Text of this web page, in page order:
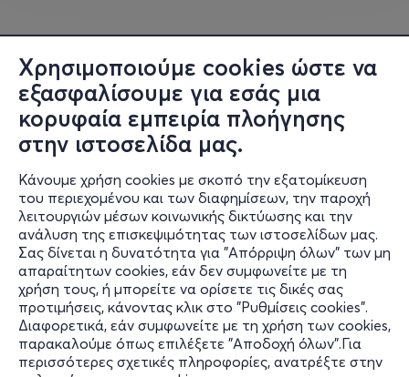
Χρησιμοποιούμε cookies ώστε να
εξασφαλίσουμε για εσάς μια
κορυφαία εμπειρία πλοήγησης
στην ιστοσελίδα μας.
Κάνουμε χρήση cookies με σκοπό την εξατομίκευση
του περιεχομένου και των διαφημίσεων, την παροχή
λειτουργιών μέσων κοινωνικής δικτύωσης και την
ανάλυση της επισκεψιμότητας των ιστοσελίδων μας.
Σας δίνεται η δυνατότητα για "Απόρριψη όλων" των μη
απαραίτητων cookies, εάν δεν συμφωνείτε με τη
χρήση τους, ή μπορείτε να ορίσετε τις δικές σας
προτιμήσεις, κάνοντας κλικ στο "Ρυθμίσεις cookies".
Διαφορετικά, εάν συμφωνείτε με τη χρήση των cookies,
παρακαλούμε όπως επιλέξετε "Αποδοχή όλων".Για
περισσότερες σχετικές πληροφορίες, ανατρέξτε στην
Πληροφορίες
Υποστήριξη
Stay Connected